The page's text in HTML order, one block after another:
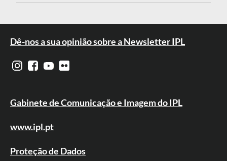
Dê-nos a sua opinião sobre a Newsletter IPL
Gabinete de Comunicação e Imagem do IPL
www.ipl.pt
Proteção de Dados